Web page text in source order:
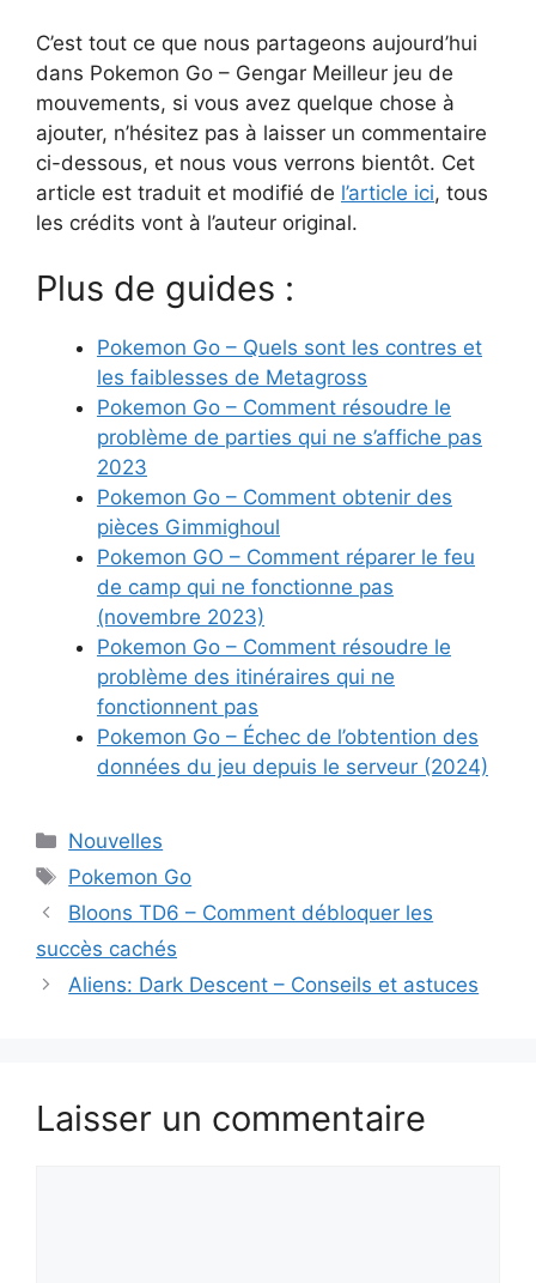
C’est tout ce que nous partageons aujourd’hui
dans Pokemon Go – Gengar Meilleur jeu de
mouvements, si vous avez quelque chose à
ajouter, n’hésitez pas à laisser un commentaire
ci-dessous, et nous vous verrons bientôt. Cet
article est traduit et modifié de l’article ici, tous
les crédits vont à l’auteur original.
Plus de guides :
Pokemon Go – Quels sont les contres et
les faiblesses de Metagross
Pokemon Go – Comment résoudre le
problème de parties qui ne s’affiche pas
2023
Pokemon Go – Comment obtenir des
pièces Gimmighoul
Pokemon GO – Comment réparer le feu
de camp qui ne fonctionne pas
(novembre 2023)
Pokemon Go – Comment résoudre le
problème des itinéraires qui ne
fonctionnent pas
Pokemon Go – Échec de l’obtention des
données du jeu depuis le serveur (2024)
Catégories
Nouvelles
Étiquettes
Pokemon Go
Bloons TD6 – Comment débloquer les
succès cachés
Aliens: Dark Descent – Conseils et astuces
Laisser un commentaire